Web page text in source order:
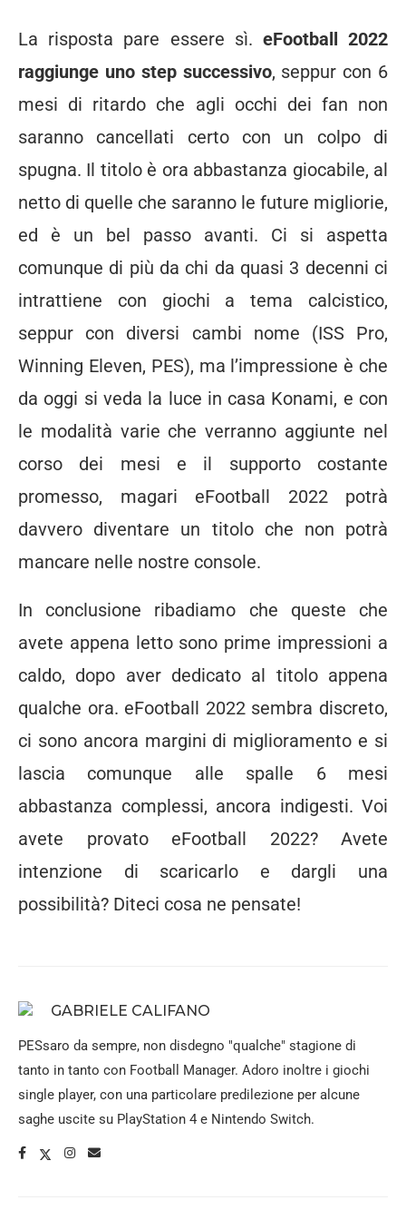
La risposta pare essere sì. eFootball 2022
raggiunge uno step successivo, seppur con 6
mesi di ritardo che agli occhi dei fan non
saranno cancellati certo con un colpo di
spugna. Il titolo è ora abbastanza giocabile, al
netto di quelle che saranno le future migliorie,
ed è un bel passo avanti. Ci si aspetta
comunque di più da chi da quasi 3 decenni ci
intrattiene con giochi a tema calcistico,
seppur con diversi cambi nome (ISS Pro,
Winning Eleven, PES), ma l’impressione è che
da oggi si veda la luce in casa Konami, e con
le modalità varie che verranno aggiunte nel
corso dei mesi e il supporto costante
promesso, magari eFootball 2022 potrà
davvero diventare un titolo che non potrà
mancare nelle nostre console.
In conclusione ribadiamo che queste che
avete appena letto sono prime impressioni a
caldo, dopo aver dedicato al titolo appena
qualche ora. eFootball 2022 sembra discreto,
ci sono ancora margini di miglioramento e si
lascia comunque alle spalle 6 mesi
abbastanza complessi, ancora indigesti. Voi
avete provato eFootball 2022? Avete
intenzione di scaricarlo e dargli una
possibilità? Diteci cosa ne pensate!
GABRIELE CALIFANO
PESsaro da sempre, non disdegno "qualche" stagione di
tanto in tanto con Football Manager. Adoro inoltre i giochi
single player, con una particolare predilezione per alcune
saghe uscite su PlayStation 4 e Nintendo Switch.